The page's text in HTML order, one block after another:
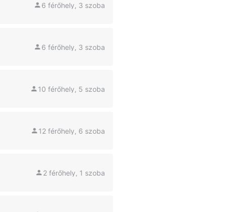
6 férőhely, 3 szoba
6 férőhely, 3 szoba
10 férőhely, 5 szoba
12 férőhely, 6 szoba
2 férőhely, 1 szoba